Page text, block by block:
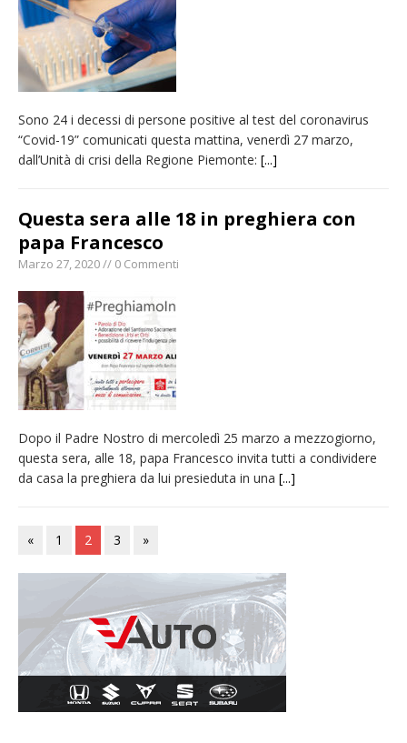
Sono 24 i decessi di persone positive al test del coronavirus
“Covid-19” comunicati questa mattina, venerdì 27 marzo,
dall’Unità di crisi della Regione Piemonte: [...]
Questa sera alle 18 in preghiera con
papa Francesco
Marzo 27, 2020 // 0 Commenti
Dopo il Padre Nostro di mercoledì 25 marzo a mezzogiorno,
questa sera, alle 18, papa Francesco invita tutti a condividere
da casa la preghiera da lui presieduta in una [...]
« 1 2 3 »